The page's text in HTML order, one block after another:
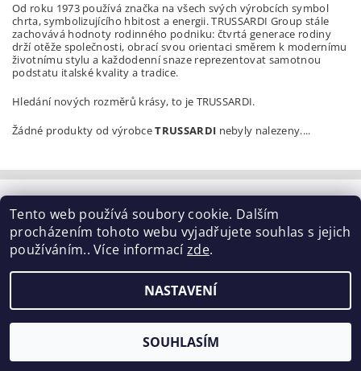
Od roku 1973 používá značka na všech svých výrobcích symbol
chrta, symbolizujícího hbitost a energii. TRUSSARDI Group stále
zachovává hodnoty rodinného podniku: čtvrtá generace rodiny
drží otěže společnosti, obrací svou orientaci směrem k modernímu
životnímu stylu a každodenní snaze reprezentovat samotnou
podstatu italské kvality a tradice.
Hledání nových rozměrů krásy, to je TRUSSARDI.
Žádné produkty od výrobceTRUSSARDI nebyly nalezeny....
Tabulka velikostí | Doprava a Platba | Blog
Podmínky ochrany osobních údajů | Obchodní podmínky
Výměna / vrácení zboží
ELISEN, všechna práva vyhrazena
Vytvořil Shoptet
Tento web používá soubory cookie. Dalším
procházením tohoto webu vyjadřujete souhlas s jejich
používáním.. Více informacízde.
NASTAVENÍ
SOUHLASÍM